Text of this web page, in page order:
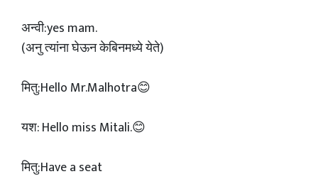
अन्वी:yes mam.
(अनु त्यांना घेऊन केबिनमध्ये येते)
मितु:Hello Mr.Malhotra😊
यश: Hello miss Mitali.😊
मितु:Have a seat